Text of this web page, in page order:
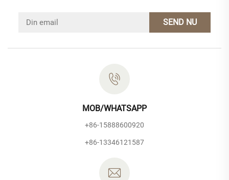
SEND NU
MOB/WHATSAPP
+86-15888600920
+86-13346121587